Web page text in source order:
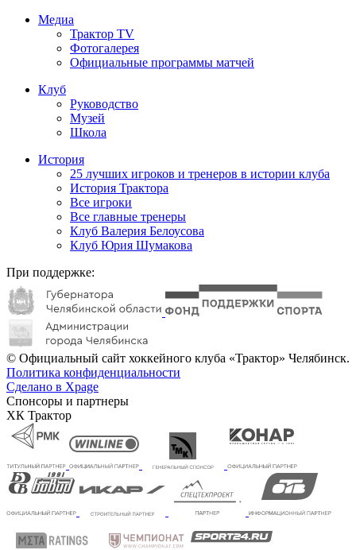
Медиа
Трактор TV
Фотогалерея
Официальные программы матчей
Клуб
Руководство
Музей
Школа
История
25 лучших игроков и тренеров в истории клуба
История Трактора
Все игроки
Все главные тренеры
Клуб Валерия Белоусова
Клуб Юрия Шумакова
При поддержке:
© Официальный сайт хоккейного клуба «Трактор» Челябинск.
Политика конфиденциальности
Сделано в Xpage
Спонсоры и партнеры
ХК Трактор